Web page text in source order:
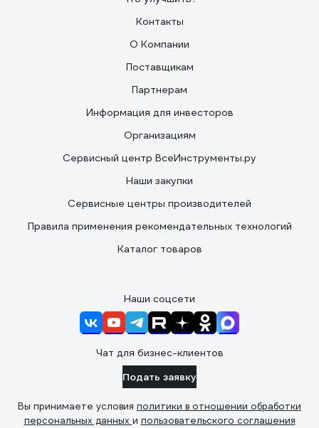
Контакты
О Компании
Поставщикам
Партнерам
Информация для инвесторов
Организациям
Сервисный центр ВсеИнструменты.ру
Наши закупки
Сервисные центры производителей
Правила применения рекомендательных технологий
Каталог товаров
Наши соцсети
Чат для бизнес-клиентов
Подать заявку
Вы принимаете условия политики в отношении обработки
персональных данных и пользовательского соглашения